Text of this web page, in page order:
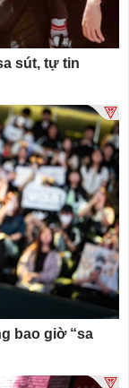
sút, tự tin
bao giờ “sa